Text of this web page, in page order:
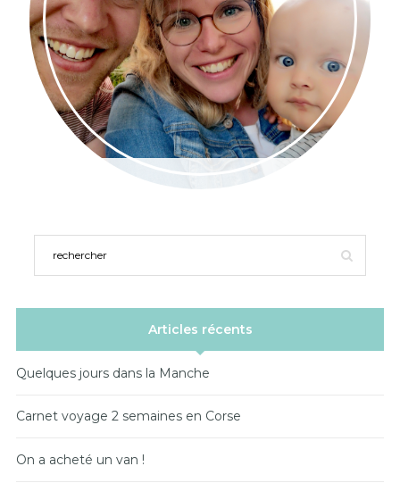
Articles récents
Quelques jours dans la Manche
Carnet voyage 2 semaines en Corse
On a acheté un van !